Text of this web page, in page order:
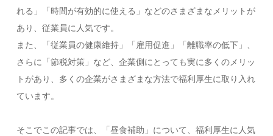
れる」「時間が有効的に使える」などのさまざまなメリットが
あり、従業員に人気です。
また、「従業員の健康維持」「雇用促進」「離職率の低下」、
さらに「節税対策」など、企業側にとっても実に多くのメリッ
トがあり、多くの企業がさまざまな方法で福利厚生に取り入れ
ています。
そこでこの記事では、「昼食補助」について、福利厚生に人気